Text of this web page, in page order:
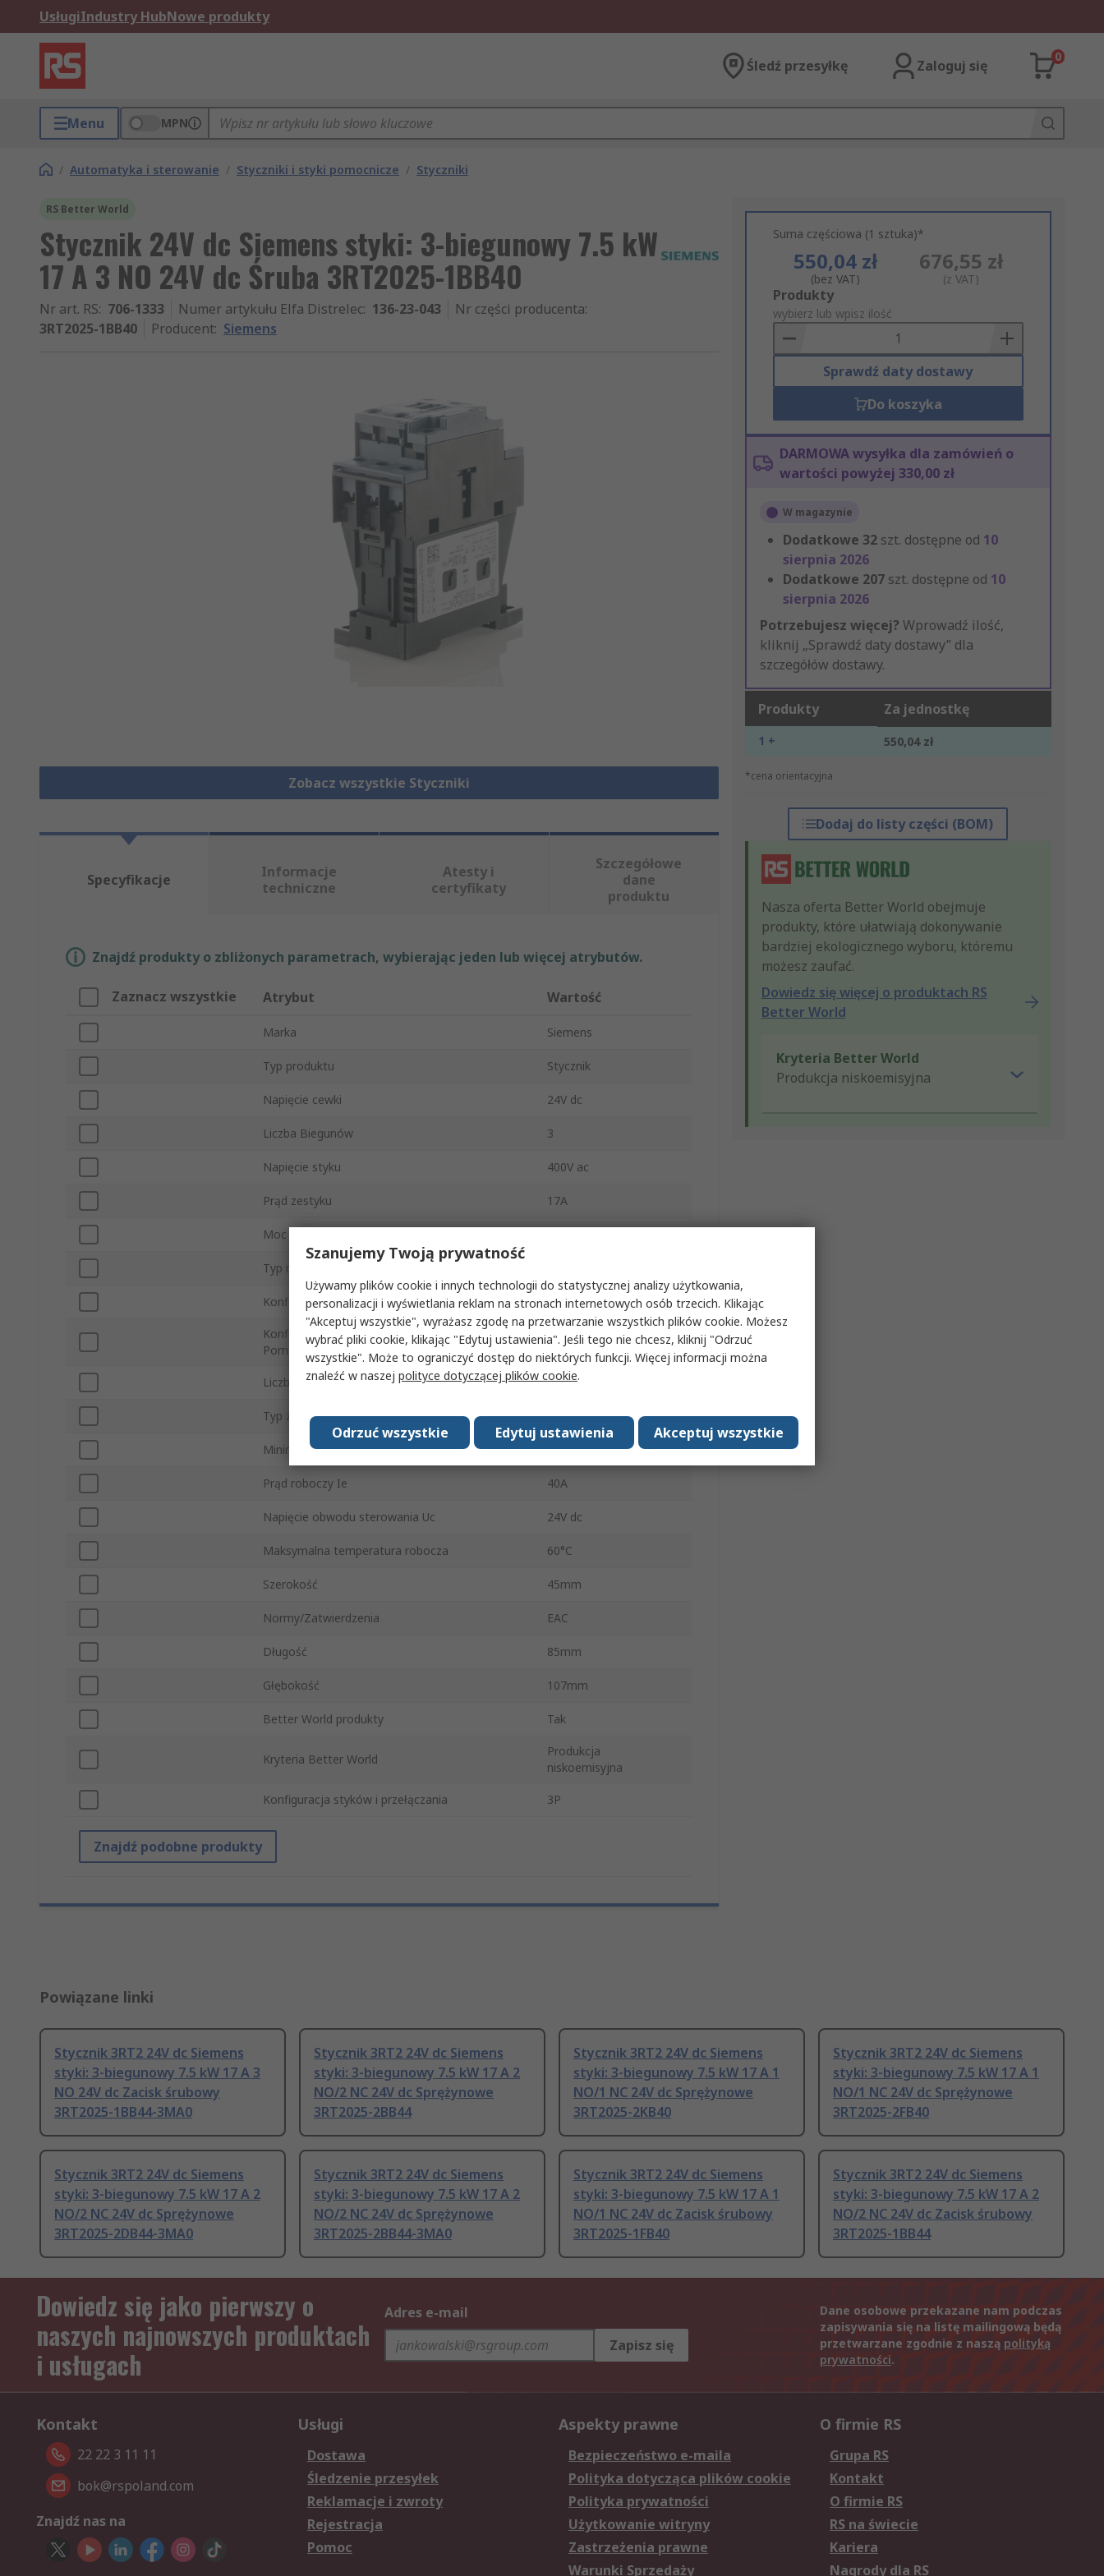
UsługiIndustry HubNowe produkty
Śledź przesyłkę Zaloguj się
0
Menu MPN
/ Automatyka i sterowanie / Styczniki i styki pomocnicze / Styczniki
RS Better World
Stycznik 24V dc Siemens styki: 3-biegunowy 7.5 kW
17 A 3 NO 24V dc Śruba 3RT2025-1BB40
Nr art. RS: 706-1333 Numer artykułu Elfa Distrelec: 136-23-043 Nr części producenta:
3RT2025-1BB40
Producent: Siemens
Zobacz wszystkie Styczniki
Suma częściowa (1 sztuka)*
550,04 zł
(bez VAT)
676,55 zł
(z VAT)
Add
to
Basket
Produkty
wybierz lub wpisz ilość
Sprawdź daty dostawy
Do koszyka
DARMOWA wysyłka dla zamówień o
wartości powyżej 330,00 zł
W magazynie
Dodatkowe 32 szt. dostępne od 10
sierpnia 2026
Dodatkowe 207 szt. dostępne od 10
sierpnia 2026
Potrzebujesz więcej? Wprowadź ilość,
kliknij „Sprawdź daty dostawy” dla
szczegółów dostawy.
Produkty Za jednostkę
1 + 550,04 zł
*cena orientacyjna
Dodaj do listy części (BOM)
Nasza oferta Better World obejmuje
produkty, które ułatwiają dokonywanie
bardziej ekologicznego wyboru, któremu
możesz zaufać.
Dowiedz się więcej o produktach RS
Better World
Kryteria Better World
Produkcja niskoemisyjna
Specyfikacje
Informacje
techniczne
Atesty i
certyfikaty
Szczegółowe
dane
produktu
Znajdź produkty o zbliżonych parametrach, wybierając jeden lub więcej atrybutów.
Zaznacz wszystkie Atrybut Wartość
Marka Siemens
Typ produktu Stycznik
Napięcie cewki 24V dc
Liczba Biegunów 3
Napięcie styku 400V ac
Prąd zestyku 17A
Moc znamionowa
Typ montażu
Konfiguracja w stanie normalnym 3 NO
Konfiguracja Stykó Dodatkowych
Pomocniczych
1 NO/1 NC
Liczba styków dodatkowych 2
Typ złącza Śruba
Minimalna temperatura robocza -25°C
Prąd roboczy Ie 40A
Napięcie obwodu sterowania Uc 24V dc
Maksymalna temperatura robocza 60°C
Szerokość 45mm
Normy/Zatwierdzenia EAC
Długość 85mm
Głębokość 107mm
Better World produkty Tak
Kryteria Better World
Produkcja
niskoemisyjna
Konfiguracja styków i przełączania 3P
Znajdź podobne produkty
Powiązane linki
Stycznik 3RT2 24V dc Siemens
styki: 3-biegunowy 7.5 kW 17 A 3
NO 24V dc Zacisk śrubowy
3RT2025-1BB44-3MA0
Stycznik 3RT2 24V dc Siemens
styki: 3-biegunowy 7.5 kW 17 A 2
NO/2 NC 24V dc Sprężynowe
3RT2025-2BB44
Stycznik 3RT2 24V dc Siemens
styki: 3-biegunowy 7.5 kW 17 A 1
NO/1 NC 24V dc Sprężynowe
3RT2025-2KB40
Stycznik 3RT2 24V dc Siemens
styki: 3-biegunowy 7.5 kW 17 A 1
NO/1 NC 24V dc Sprężynowe
3RT2025-2FB40
Stycznik 3RT2 24V dc Siemens
styki: 3-biegunowy 7.5 kW 17 A 2
NO/2 NC 24V dc Sprężynowe
3RT2025-2DB44-3MA0
Stycznik 3RT2 24V dc Siemens
styki: 3-biegunowy 7.5 kW 17 A 2
NO/2 NC 24V dc Sprężynowe
3RT2025-2BB44-3MA0
Stycznik 3RT2 24V dc Siemens
styki: 3-biegunowy 7.5 kW 17 A 1
NO/1 NC 24V dc Zacisk śrubowy
3RT2025-1FB40
Stycznik 3RT2 24V dc Siemens
styki: 3-biegunowy 7.5 kW 17 A 2
NO/2 NC 24V dc Zacisk śrubowy
3RT2025-1BB44
Dowiedz się jako pierwszy o
naszych najnowszych produktach
i usługach
Adres e-mail
Zapisz się
Dane osobowe przekazane nam podczas
zapisywania się na listę mailingową będą
przetwarzane zgodnie z naszą polityką
prywatności.
Kontakt
22 22 3 11 11
bok@rspoland.com
Znajdź nas na
Usługi
Dostawa
Śledzenie przesyłek
Reklamacje i zwroty
Rejestracja
Pomoc
Aspekty prawne
Bezpieczeństwo e-maila
Polityka dotycząca plików cookie
Polityka prywatności
Użytkowanie witryny
Zastrzeżenia prawne
Warunki Sprzedaży
O firmie RS
Grupa RS
Kontakt
O firmie RS
RS na świecie
Kariera
Nagrody dla RS
Szanujemy Twoją prywatność
Używamy plików cookie i innych technologii do statystycznej analizy użytkowania,
personalizacji i wyświetlania reklam na stronach internetowych osób trzecich. Klikając
"Akceptuj wszystkie", wyrażasz zgodę na przetwarzanie wszystkich plików cookie. Możesz
wybrać pliki cookie, klikając "Edytuj ustawienia". Jeśli tego nie chcesz, kliknij "Odrzuć
wszystkie". Może to ograniczyć dostęp do niektórych funkcji. Więcej informacji można
znaleźć w naszej polityce dotyczącej plików cookie.
Akceptuj wszystkie
Edytuj ustawienia
Odrzuć wszystkie